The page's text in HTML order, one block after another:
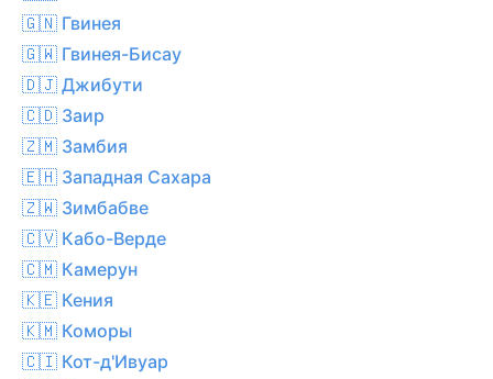
🇬🇳 Гвинея
🇬🇼 Гвинея-Бисау
🇩🇯 Джибути
🇨🇩 Заир
🇿🇲 Замбия
🇪🇭 Западная Сахара
🇿🇼 Зимбабве
🇨🇻 Кабо-Верде
🇨🇲 Камерун
🇰🇪 Кения
🇰🇲 Коморы
🇨🇮 Кот-д'Ивуар